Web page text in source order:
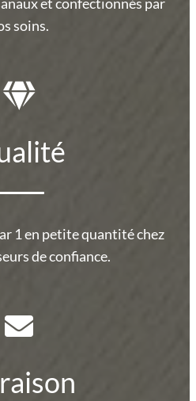
soins.
1 en petite quantité chez
de confiance.